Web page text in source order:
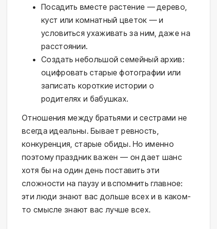
Посадить вместе растение — дерево,
куст или комнатный цветок — и
условиться ухаживать за ним, даже на
расстоянии.
Создать небольшой семейный архив:
оцифровать старые фотографии или
записать короткие истории о
родителях и бабушках.
Отношения между братьями и сестрами не
всегда идеальны. Бывает ревность,
конкуренция, старые обиды. Но именно
поэтому праздник важен — он дает шанс
хотя бы на один день поставить эти
сложности на паузу и вспомнить главное:
эти люди знают вас дольше всех и в каком-
то смысле знают вас лучше всех.